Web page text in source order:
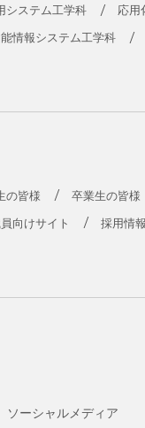
システム工学科 応用
情報システム工学科
の皆様 卒業生の皆様
向けサイト 採用情報
ソーシャルメディア